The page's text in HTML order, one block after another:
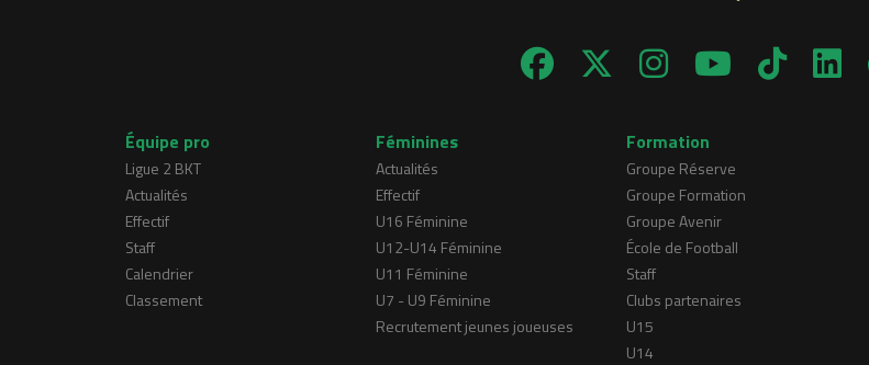
Équipe pro
Ligue 2 BKT
Actualités
Effectif
Staff
Calendrier
Classement
Féminines
Actualités
Effectif
U16 Féminine
U12-U14 Féminine
U11 Féminine
U7 - U9 Féminine
Recrutement jeunes joueuses
Formation
Groupe Réserve
Groupe Formation
Groupe Avenir
École de Football
Staff
Clubs partenaires
U15
U14